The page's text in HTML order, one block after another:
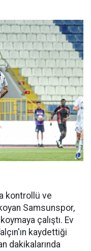
kontrollü ve
Samsunspor,
çalıştı. Ev
kaydettiği
dakikalarında